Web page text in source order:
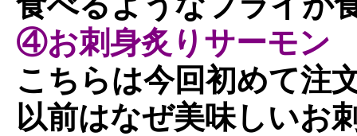
④お刺身炙りサーモン
こちらは今回初めて注
以前はなぜ美味しいお